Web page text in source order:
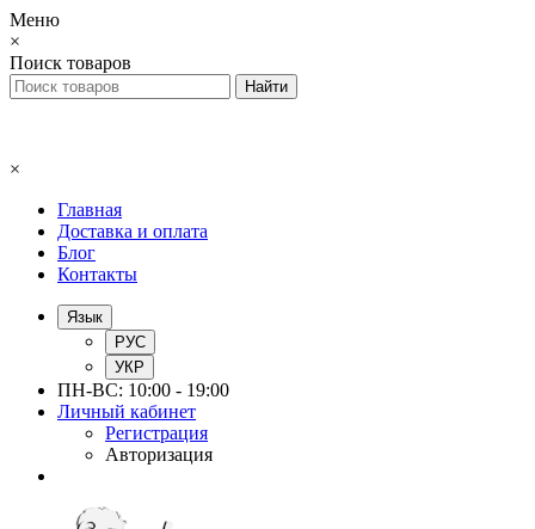
Меню
×
Поиск товаров
×
Главная
Доставка и оплата
Блог
Контакты
Язык
РУС
УКР
ПН-ВС: 10:00 - 19:00
Личный кабинет
Регистрация
Авторизация